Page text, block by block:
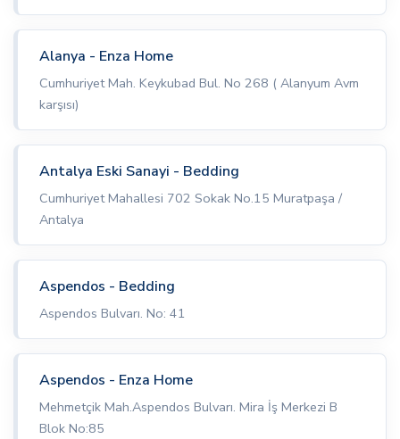
Alanya - Enza Home
Cumhuriyet Mah. Keykubad Bul. No 268 ( Alanyum Avm
karşısı)
Antalya Eski Sanayi - Bedding
Cumhuriyet Mahallesi 702 Sokak No.15 Muratpaşa /
Antalya
Aspendos - Bedding
Aspendos Bulvarı. No: 41
Aspendos - Enza Home
Mehmetçik Mah.Aspendos Bulvarı. Mira İş Merkezi B
Blok No:85